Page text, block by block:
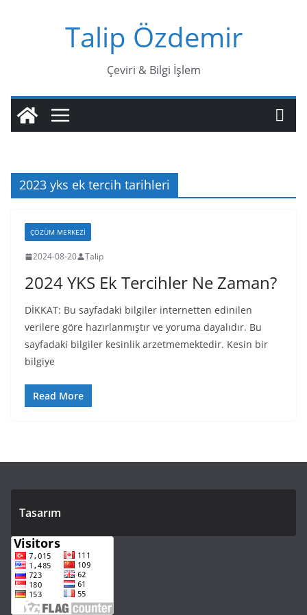
Talip Özdemir
Çeviri & Bilgi İşlem
2023 yks ek tercih tarihleri
ÇÖZÜM MERKEZİ
2024-08-20 Talip
2024 YKS Ek Tercihler Ne Zaman?
DİKKAT: Bu sayfadaki bilgiler internetten edinilen
verilere göre hazırlanmıştır ve yoruma dayalıdır. Bu
sayfadaki bilgiler kesinlik arzetmemektedir. Kesin bir
bilgiye
Read More
Tasarım